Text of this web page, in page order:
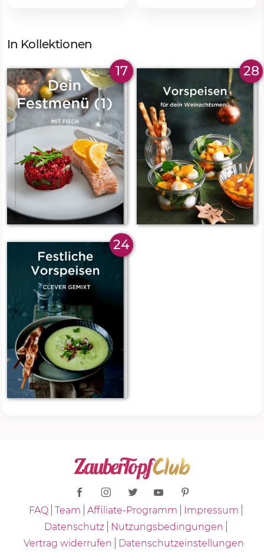
In Kollektionen
17 28
24
FAQ Team Affiliate-Programm
Impressum
Datenschutz
Nutzungsbedingungen
Vertrag widerrufen
Datenschutzeinstellungen